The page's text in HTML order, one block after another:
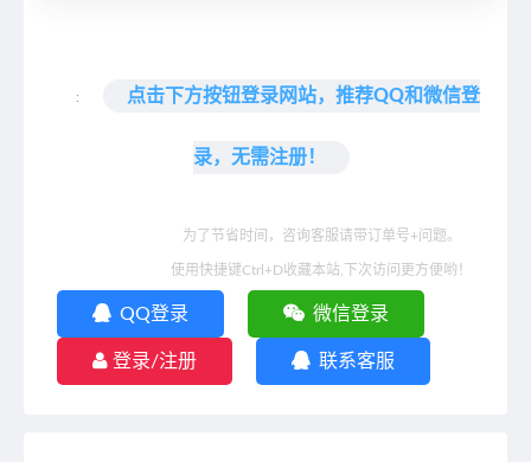
: 点击下方按钮登录网站，推荐QQ和微信登
录，无需注册！
为了节省时间，咨询客服请带订单号+问题。
使用快捷键Ctrl+D收藏本站,下次访问更方便哟！
QQ登录 微信登录
登录/注册 联系客服